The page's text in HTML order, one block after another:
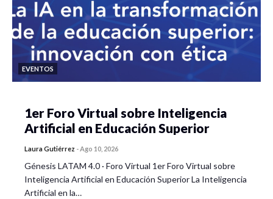
EVENTOS
1er Foro Virtual sobre Inteligencia
Artificial en Educación Superior
Laura Gutiérrez -Ago 10, 2026
Génesis LATAM 4.0 · Foro Virtual 1er Foro Virtual sobre
Inteligencia Artificial en Educación Superior La Inteligencia
Artificial en la…